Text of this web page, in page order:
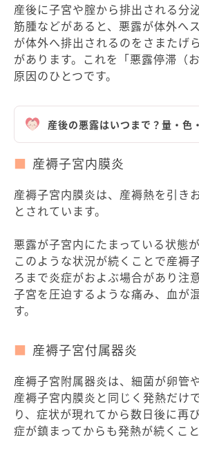
産後に子宮や腟から排出される分
筋腫などがあると、悪露が体外へ
が体外へ排出されるのをさまたげ
があります。これを「悪露停滞（
原因のひとつです。
産後の悪露はいつまで？量・
産褥子宮内膜炎
産褥子宮内膜炎は、産褥熱を引き
とされています。
悪露が子宮内にたまっている状態
このような状況が続くことで産褥
ろまで炎症がおよぶ場合があり注
子宮を圧迫するような痛み、血が
す。
産褥子宮付属器炎
産褥子宮附属器炎は、細菌が卵管
産褥子宮内膜炎と同じく発熱だけ
り、症状が現れてから数日後に再
症が鎮まってからも発熱が続くこと